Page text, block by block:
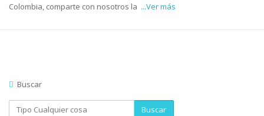
Colombia, comparte con nosotros la ...Ver más
Buscar
Buscar